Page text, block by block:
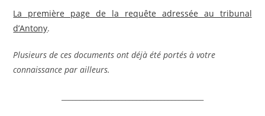
La première page de la requête adressée au tribunal
d’Antony.
Plusieurs de ces documents ont déjà été portés à votre
connaissance par ailleurs.